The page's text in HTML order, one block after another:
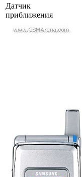
Датчик
приближения